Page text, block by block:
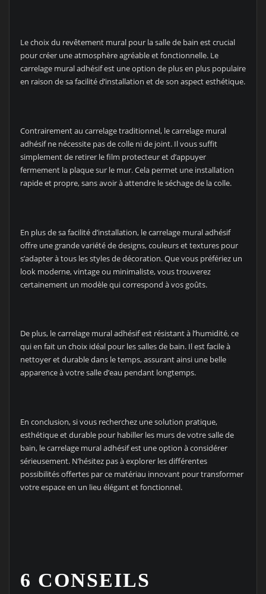
Le choix du revêtement mural pour la salle de bain est crucial
pour créer une atmosphère agréable et fonctionnelle. Le
carrelage mural adhésif est une option de plus en plus populaire
en raison de sa facilité d’installation et de son aspect esthétique.
Contrairement au carrelage traditionnel, le carrelage mural
adhésif ne nécessite pas de colle ni de joint. Il vous suffit
simplement de retirer le film protecteur et d’appuyer
fermement la plaque sur le mur. Cela permet une installation
rapide et propre, sans avoir à attendre le séchage de la colle.
En plus de sa facilité d’installation, le carrelage mural adhésif
offre une grande variété de designs, couleurs et textures pour
s’adapter à tous les styles de décoration. Que vous préfériez un
look moderne, vintage ou minimaliste, vous trouverez
certainement un modèle qui correspond à vos goûts.
De plus, le carrelage mural adhésif est résistant à l’humidité, ce
qui en fait un choix idéal pour les salles de bain. Il est facile à
nettoyer et durable dans le temps, assurant ainsi une belle
apparence à votre salle d’eau pendant longtemps.
En conclusion, si vous recherchez une solution pratique,
esthétique et durable pour habiller les murs de votre salle de
bain, le carrelage mural adhésif est une option à considérer
sérieusement. N’hésitez pas à explorer les différentes
possibilités offertes par ce matériau innovant pour transformer
votre espace en un lieu élégant et fonctionnel.
6 CONSEILS